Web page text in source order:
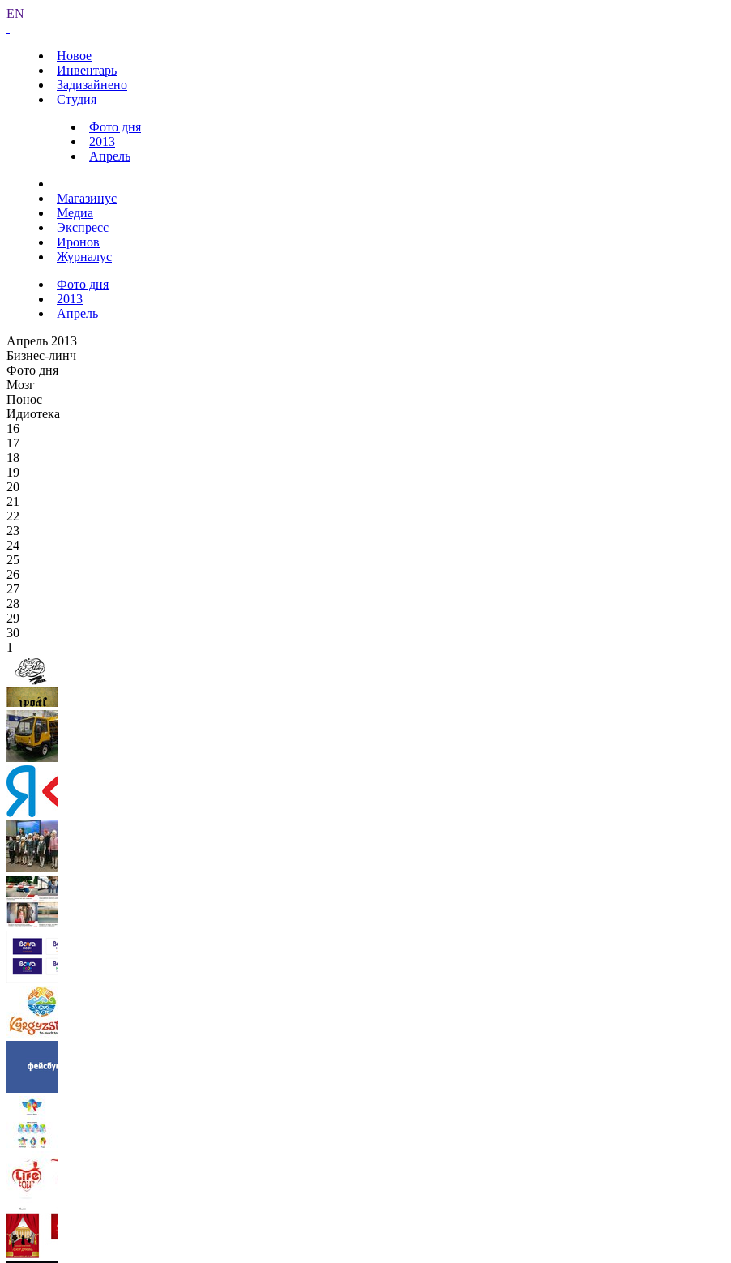
EN
Новое
Инвентарь
Задизайнено
Студия
Фото дня
2013
Апрель
Магазинус
Медиа
Экспресс
Иронов
Журналус
Фото дня
2013
Апрель
Апрель 2013
Бизнес-линч
Фото дня
Мозг
Понос
Идиотека
16
17
18
19
20
21
22
23
24
25
26
27
28
29
30
1